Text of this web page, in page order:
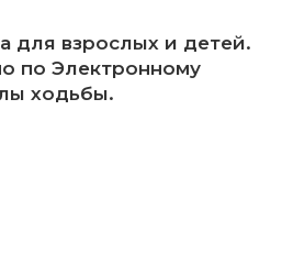
для взрослых и детей.
по Электронному
ходьбы.